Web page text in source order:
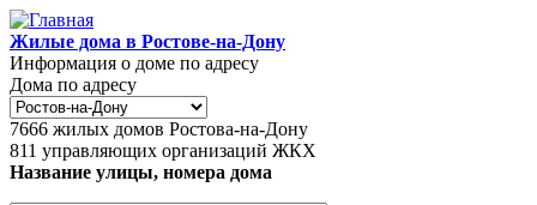
Перейти к основному содержанию
Жилые дома в Ростове-на-Дону
Информация о доме по адресу
Дома по адресу
7666 жилых домов Ростова-на-Дону
811 управляющих организаций ЖКХ
Название улицы, номера дома